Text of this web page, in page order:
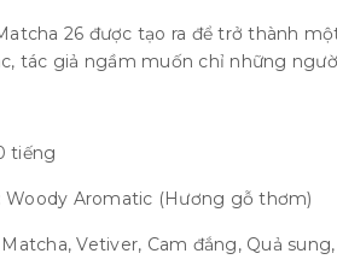
26 được tạo ra để trở thành
tác giả ngầm muốn chỉ những
tiếng
Woody Aromatic (Hương gỗ thơm)
Vetiver, Cam đắng, Quả